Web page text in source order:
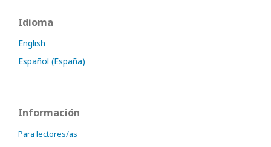
Idioma
English
Español (España)
Información
Para lectores/as